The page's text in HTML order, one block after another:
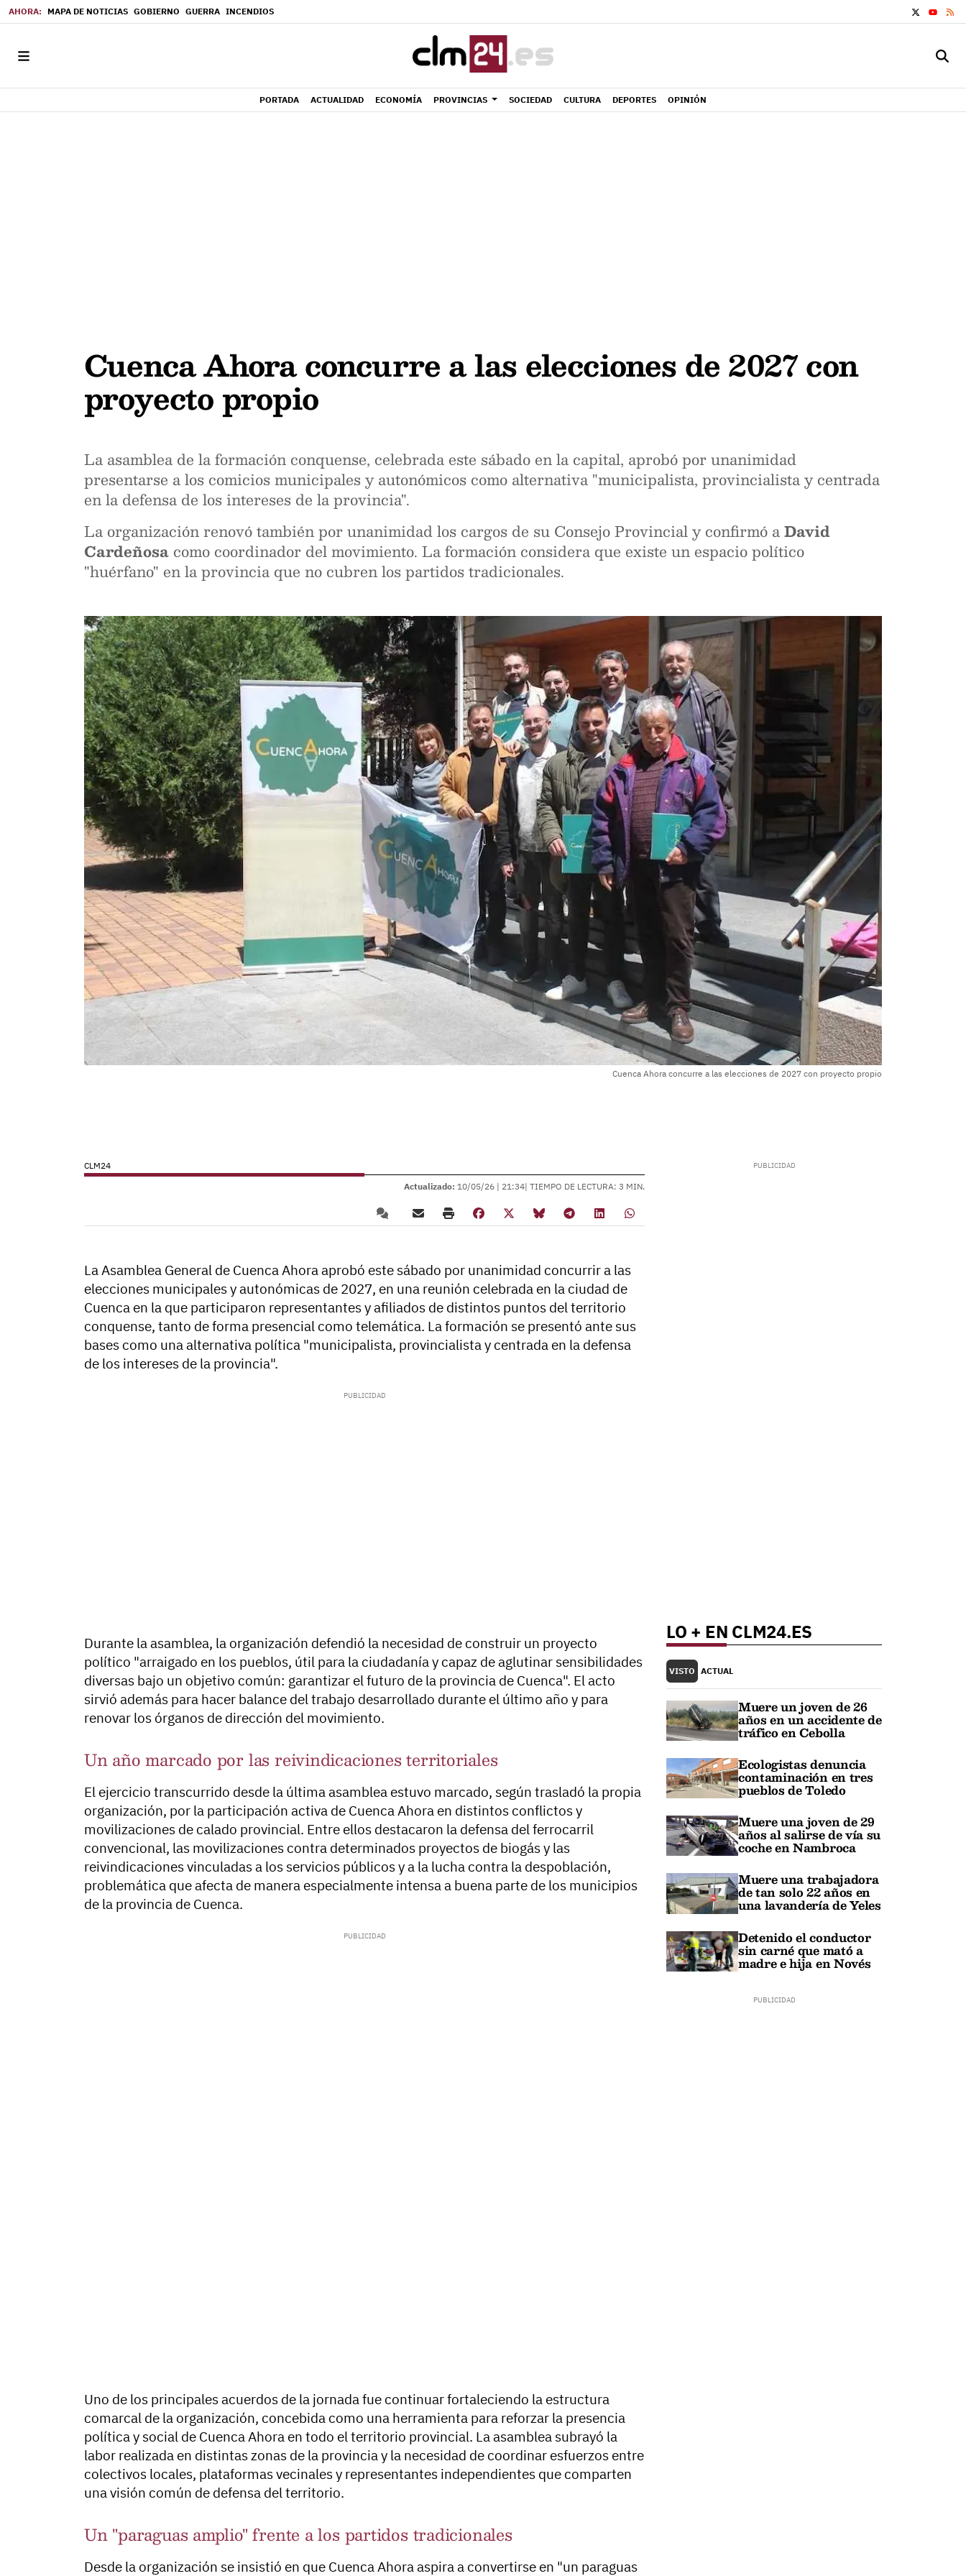
MAPA DE NOTICIAS GOBIERNO GUERRA INCENDIOS
YOUTUBE
PORTADA ACTUALIDAD ECONOMÍA PROVINCIAS SOCIEDAD CULTURA DEPORTES OPINIÓN
Cuenca Ahora concurre a las elecciones de 2027 con
proyecto propio
La asamblea de la formación conquense, celebrada este sábado en la capital, aprobó por unanimidad
presentarse a los comicios municipales y autonómicos como alternativa "municipalista, provincialista y centrada
en la defensa de los intereses de la provincia".
La organización renovó también por unanimidad los cargos de su Consejo Provincial y confirmó aDavid
Cardeñosa como coordinador del movimiento. La formación considera que existe un espacio político
"huérfano" en la provincia que no cubren los partidos tradicionales.
Cuenca Ahora concurre a las elecciones de 2027 con proyecto propio
CLM24
Actualizado: 10/05/26 | 21:34| TIEMPO DE LECTURA: 3 MIN.
La Asamblea General de Cuenca Ahora aprobó este sábado por unanimidad concurrir a las
elecciones municipales y autonómicas de 2027, en una reunión celebrada en la ciudad de
Cuenca en la que participaron representantes y afiliados de distintos puntos del territorio
conquense, tanto de forma presencial como telemática. La formación se presentó ante sus
bases como una alternativa política "municipalista, provincialista y centrada en la defensa
de los intereses de la provincia".
Durante la asamblea, la organización defendió la necesidad de construir un proyecto
político "arraigado en los pueblos, útil para la ciudadanía y capaz de aglutinar sensibilidades
diversas bajo un objetivo común: garantizar el futuro de la provincia de Cuenca". El acto
sirvió además para hacer balance del trabajo desarrollado durante el último año y para
renovar los órganos de dirección del movimiento.
Un año marcado por las reivindicaciones territoriales
El ejercicio transcurrido desde la última asamblea estuvo marcado, según trasladó la propia
organización, por la participación activa de Cuenca Ahora en distintos conflictos y
movilizaciones de calado provincial. Entre ellos destacaron la defensa del ferrocarril
convencional, las movilizaciones contra determinados proyectos de biogás y las
reivindicaciones vinculadas a los servicios públicos y a la lucha contra la despoblación,
problemática que afecta de manera especialmente intensa a buena parte de los municipios
de la provincia de Cuenca.
Uno de los principales acuerdos de la jornada fue continuar fortaleciendo la estructura
comarcal de la organización, concebida como una herramienta para reforzar la presencia
política y social de Cuenca Ahora en todo el territorio provincial. La asamblea subrayó la
labor realizada en distintas zonas de la provincia y la necesidad de coordinar esfuerzos entre
colectivos locales, plataformas vecinales y representantes independientes que comparten
una visión común de defensa del territorio.
Un "paraguas amplio" frente a los partidos tradicionales
Desde la organización se insistió en que Cuenca Ahora aspira a convertirse en "un paraguas
LO + EN CLM24.ES
VISTO ACTUAL
Muere un joven de 26
años en un accidente de
tráfico en Cebolla
Ecologistas denuncia
contaminación en tres
pueblos de Toledo
Muere una joven de 29
años al salirse de vía su
coche en Nambroca
Muere una trabajadora
de tan solo 22 años en
una lavandería de Yeles
Detenido el conductor
sin carné que mató a
madre e hija en Novés